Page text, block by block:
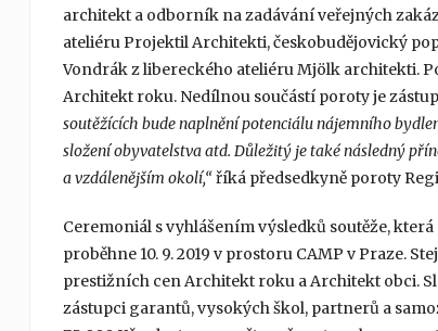
architekt a odborník na zadávání veřejných
ateliéru Projektil Architekti, českobudějovický
Vondrák z libereckého ateliéru Mjölk architekti.
Architekt roku. Nedílnou součástí poroty je
soutěžících bude naplnění potenciálu nájemního
složení obyvatelstva atd. Důležitý je také následný
a vzdálenějším okolí,“ říká předsedkyně poroty
Ceremoniál s vyhlášením výsledků soutěže,
proběhne 10. 9. 2019 v prostoru CAMP v Praze.
prestižních cen Architekt roku a Architekt obci.
zástupci garantů, vysokých škol, partnerů a